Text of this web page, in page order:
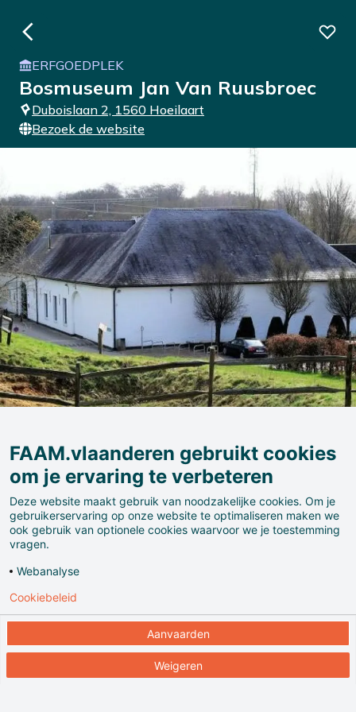
ERFGOEDPLEK
Bosmuseum Jan Van Ruusbroec
Duboislaan 2, 1560 Hoeilaart
Bezoek de website
Het Bosmuseum is ondergebracht in een historische
pachthoeve. Het geeft op een visueel-educatieve
manier een overzicht van de fauna, de flora en het
bosbeheer van het Zoniënwoud. In het museum is er
een permanente tentoonstelling met
schaalmodellen, prachtige kaarten van het woud,
maquettes, collecties van vlinders, boomzaden,
vissen, …
FAAM.vlaanderen gebruikt cookies
om je ervaring te verbeteren
Deze website maakt gebruik van noodzakelijke cookies. Om je
gebruikerservaring op onze website te optimaliseren maken we
ook gebruik van optionele cookies waarvoor we je toestemming
vragen.
Webanalyse
Aanvaarden
Weigeren
Cookiebeleid